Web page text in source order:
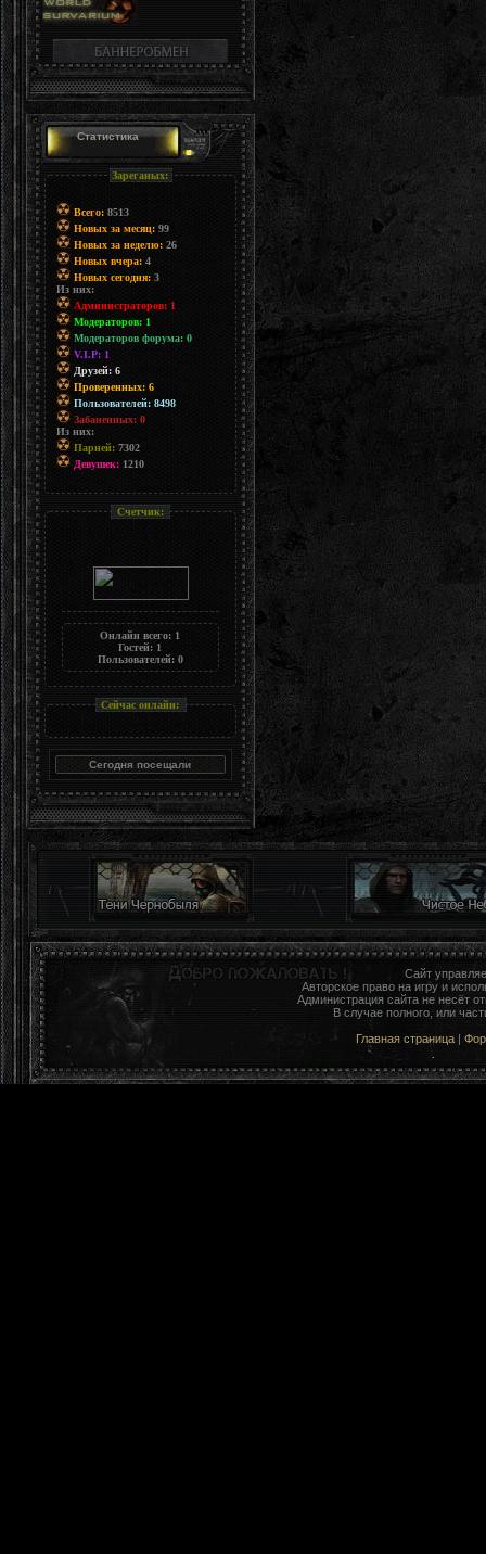
Статистика
Зареганых:
Всего:8513
Новых за месяц:99
Новых за неделю:26
Новых вчера:4
Новых сегодня:3
Из них:
Администраторов: 1
Модераторов: 1
Модераторов форума: 0
V.I.P: 1
Друзей: 6
Проверенных: 6
Пользователей: 8498
Забаненных: 0
Из них:
Парней:7302
Девушек:1210
Счетчик:
Онлайн всего: 1
Гостей: 1
Пользователей: 0
Сейчас онлайн:
Сайт
Авторское право на игру и
Администрация сайта не несёт
В случае полного, или
Главная страница |